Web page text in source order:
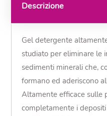
Descrizione
Gel detergente
studiato per eliminare le
sedimenti minerali che,
formano ed aderiscono
Altamente efficace sulle
completamente i